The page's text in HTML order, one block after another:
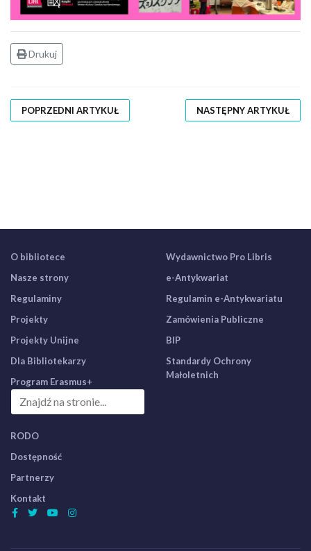
Drukuj
POPRZEDNI ARTYKUŁ NASTĘPNY ARTYKUŁ
O bibliotece
Nasze strony
Regulaminy
Projekty
Projekty Unijne
Dla Bibliotekarzy
Program Erasmus+
Wydawnictwo Pro Libris
e-Antykwariat
Regulamin e-Antykwariatu
Zamówienia Publiczne
BIP
Standardy Ochrony
Małoletnich
RODO
Dostępność
Partnerzy
Kontakt